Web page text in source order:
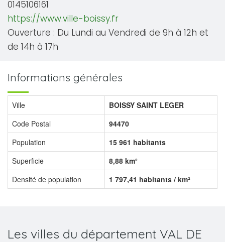
0145106161
https://www.ville-boissy.fr
Ouverture : Du Lundi au Vendredi de 9h à 12h et
de 14h à 17h
Informations générales
Ville
BOISSY SAINT LEGER
Code Postal
94470
Population
15 961 habitants
Superficie
8,88 km²
Densité de population
1 797,41 habitants / km²
Les villes du département VAL DE